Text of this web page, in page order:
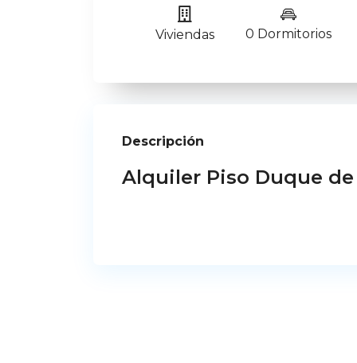
Viviendas 0 Dormitorios
Descripción
Alquiler Piso Duque